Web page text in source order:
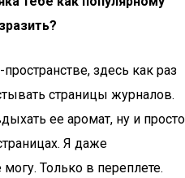
здесь как раз
страницы журналов.
ее аромат, ну и просто
Я даже
Только в переплете.